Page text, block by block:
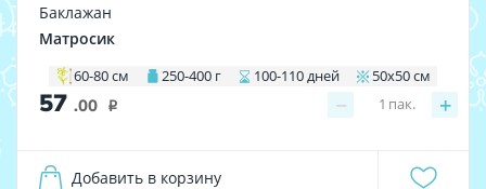
Баклажан
Матросик
60-80 см 250-400 г 100-110 дней 50х50 см
57 .00 i − +
1 пак.
Добавить в корзину